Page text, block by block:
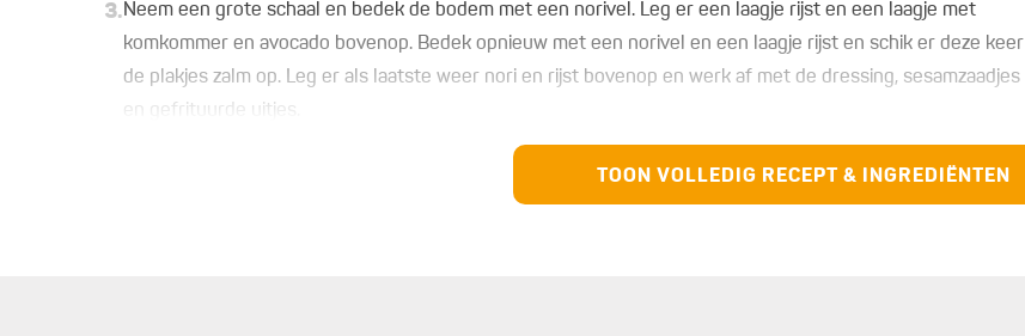
3.Neem een grote schaal en bedek de bodem met een norivel. Leg er een laagje rijst en een laagje met
komkommer en avocado bovenop. Bedek opnieuw met een norivel en een laagje rijst en schik er deze keer
de plakjes zalm op. Leg er als laatste weer nori en rijst bovenop en werk af met de dressing, sesamzaadjes
en gefrituurde uitjes.
TOON VOLLEDIG RECEPT & INGREDIËNTEN